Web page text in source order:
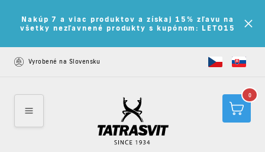
Nakúp 7 a viac produktov a získaj 15% zľavu na
všetky nezľavnené produkty s kupónom: LETO15
Vyrobené na Slovensku
0